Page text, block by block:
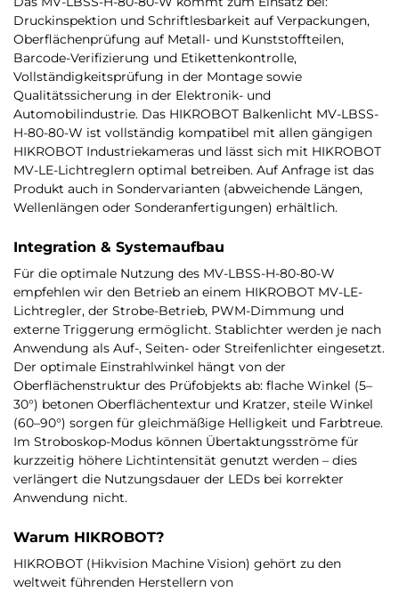
Druckinspektion und Schriftlesbarkeit auf Verpackungen,
Oberflächenprüfung auf Metall- und Kunststoffteilen,
Barcode-Verifizierung und Etikettenkontrolle,
Vollständigkeitsprüfung in der Montage sowie
Qualitätssicherung in der Elektronik- und
Automobilindustrie. Das HIKROBOT Balkenlicht MV-LBSS-
H-80-80-W ist vollständig kompatibel mit allen gängigen
HIKROBOT Industriekameras und lässt sich mit HIKROBOT
MV-LE-Lichtreglern optimal betreiben. Auf Anfrage ist das
Produkt auch in Sondervarianten (abweichende Längen,
Wellenlängen oder Sonderanfertigungen) erhältlich.
Integration & Systemaufbau
Für die optimale Nutzung des MV-LBSS-H-80-80-W
empfehlen wir den Betrieb an einem HIKROBOT MV-LE-
Lichtregler, der Strobe-Betrieb, PWM-Dimmung und
externe Triggerung ermöglicht. Stablichter werden je nach
Anwendung als Auf-, Seiten- oder Streifenlichter eingesetzt.
Der optimale Einstrahlwinkel hängt von der
Oberflächenstruktur des Prüfobjekts ab: flache Winkel (5–
30°) betonen Oberflächentextur und Kratzer, steile Winkel
(60–90°) sorgen für gleichmäßige Helligkeit und Farbtreue.
Im Stroboskop-Modus können Übertaktungsströme für
kurzzeitig höhere Lichtintensität genutzt werden – dies
verlängert die Nutzungsdauer der LEDs bei korrekter
Anwendung nicht.
Warum HIKROBOT?
HIKROBOT (Hikvision Machine Vision) gehört zu den
weltweit führenden Herstellern von